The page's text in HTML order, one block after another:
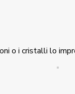
o i cristalli lo